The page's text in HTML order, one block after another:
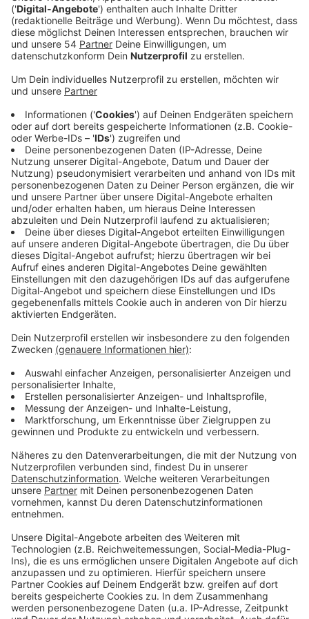
Auf einem Teil der Roermonder Straße gibt es ab
heute für rund anderthalb Monate eine Baustelle. Das
Stück zwischen den Kreuzungen Rönneterring und
Stationsweg bekommt jetzt in den Ferien eine neue
Fahrbahndecke. Dafür wird die Roermonder Straße an
dieser Stelle auf eine Spur verengt. Stadteinwärts
wird dieses Stück zur Einbahnstraße. Wer
stadtauswärts will, muss die ausgeschilderte
Umleitung über den Stationsweg und die Straße
Moosheide nehmen. Auch einige Buslinien und
Haltestellen der NEW sind von den Arbeiten
betroffen. Die Arbeiten sollen bis zum 19. August
dauern.
Anzeige
Anzeige
Buslinien 013, 023 und NE2 der NEW: Die Haltestellen
„Poeth“ und „Moosheide“ der Linien 013 und 023
können stadtauswärts nicht bedient werden. Für die
auf die Haltestelle „Stationsweg“. Für die Haltestelle
„Moosheide“ verweist die NEW auf die Haltestelle
„Moosheide“ der Linien 008 und 033. Nur
stadtauswärts wird eine Umleitung gefahren.
Anzeige